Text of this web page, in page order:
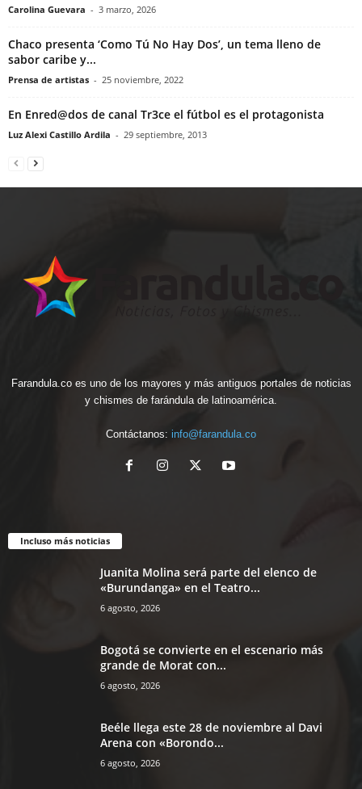
Carolina Guevara - 3 marzo, 2026
Chaco presenta ‘Como Tú No Hay Dos’, un tema lleno de
sabor caribe y...
Prensa de artistas - 25 noviembre, 2022
En Enred@dos de canal Tr3ce el fútbol es el protagonista
Luz Alexi Castillo Ardila - 29 septiembre, 2013
Farandula.co es uno de los mayores y más antiguos portales de noticias
y chismes de farándula de latinoamérica.
Contáctanos: info@farandula.co
Incluso más noticias
Juanita Molina será parte del elenco de
«Burundanga» en el Teatro...
6 agosto, 2026
Bogotá se convierte en el escenario más
grande de Morat con...
6 agosto, 2026
Beéle llega este 28 de noviembre al Davi
Arena con «Borondo...
6 agosto, 2026